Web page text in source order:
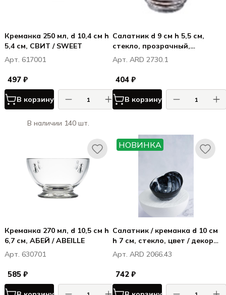
Креманка 250 мл, d 10,4 см h
5,4 см, СВИТ / SWEET
Арт. 617001
497 ₽
В корзину
В наличии 140 шт.
Салатник d 9 см h 5,5 см,
стекло, прозрачный,
Милано / Milano
Арт. ARD 2730.1
404 ₽
В корзину
Креманка 270 мл, d 10,5 см h
6,7 см, АБЕЙ / ABEILLE
Арт. 630701
585 ₽
НОВИНКА
Салатник / креманка d 10 см
h 7 см, стекло, цвет / декор
бело-черный, Хиллс / Hills
Арт. ARD 2066.43
742 ₽